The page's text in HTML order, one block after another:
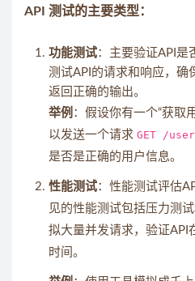
API 测试的主要类型：
功能测试：主要验证API是
测试API的请求和响应，确
返回正确的输出。
举例 ：假设你有一个“获取
以发送一个请求 GET /
是否是正确的用户信息。
性能测试：性能测试评估
见的性能测试包括压力测
拟大量并发请求，验证API
时间。